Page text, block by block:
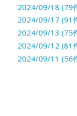
2024/09/18 (79
2024/09/17 (91
2024/09/13 (75
2024/09/12 (81
2024/09/11 (56